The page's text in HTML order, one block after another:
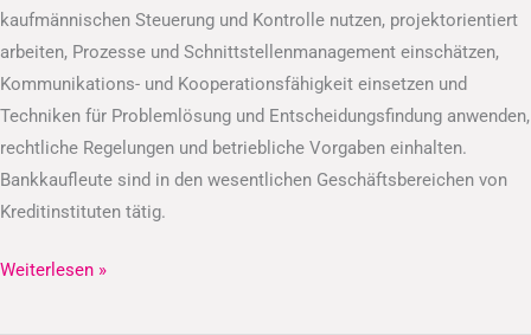
kaufmännischen Steuerung und Kontrolle nutzen, projektorientiert
arbeiten, Prozesse und Schnittstellenmanagement einschätzen,
Kommunikations- und Kooperationsfähigkeit einsetzen und
Techniken für Problemlösung und Entscheidungsfindung anwenden,
rechtliche Regelungen und betriebliche Vorgaben einhalten.
Bankkaufleute sind in den wesentlichen Geschäftsbereichen von
Kreditinstituten tätig.
Weiterlesen »